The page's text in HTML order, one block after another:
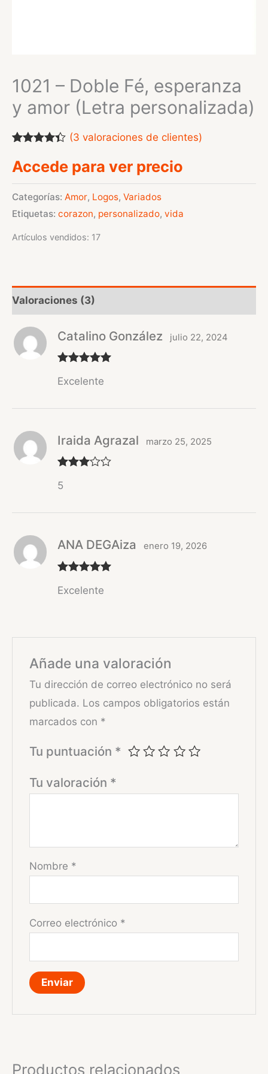
1021 – Doble Fé, esperanza
y amor (Letra personalizada)
con4.33
de 5 en
base a
valoraciones
de
clientes
(3 valoraciones de clientes)
Accede para ver precio
Categorías: Amor, Logos, Variados
Etiquetas: corazon, personalizado, vida
Artículos vendidos: 17
Valoraciones (3)
con5de 5
Catalino González julio 22, 2024
Excelente
o con
Iraida Agrazal marzo 25, 2025
5
con5 de 5
ANA DEGAiza enero 19, 2026
Excelente
Añade una valoración
Tu dirección de correo electrónico no será
publicada. Los campos obligatorios están
marcados con *
Tu puntuación *
Tu valoración *
Nombre *
Correo electrónico *
Productos relacionados